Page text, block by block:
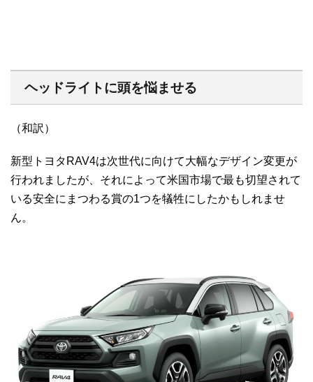
ヘッドライトに頭を悩ませる
（和訳）
新型トヨタRAV4は次世代に向けて大幅なデザイン変更が
行われましたが、 それによって米国市場で最も切望されて
いる安全にまつわる賞の1つを犠牲にしたかもしれませ
ん。